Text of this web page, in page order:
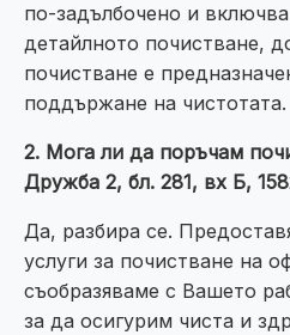
по-задълбочено и
детайлното почистване,
почистване е
поддържане на чистотата.
2. Мога ли да поръчам
Дружба 2, бл. 281, вх Б,
Да, разбира се.
услуги за почистване на
съобразяваме с Вашето
за да осигурим чиста и